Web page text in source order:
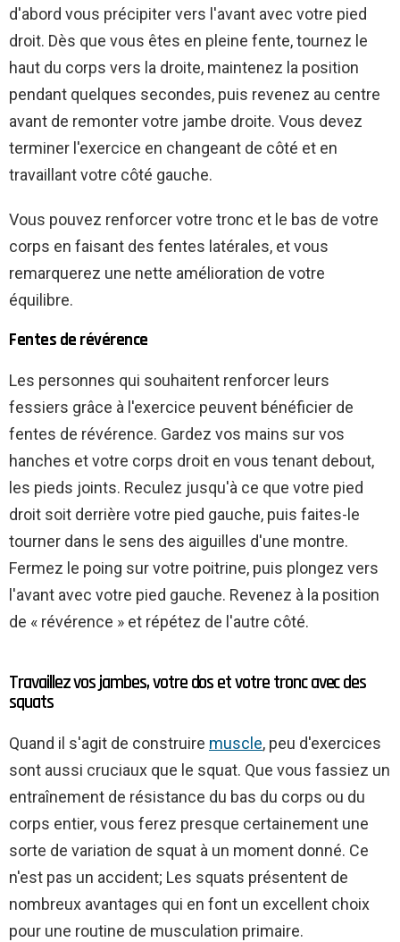
d'abord vous précipiter vers l'avant avec votre pied
droit. Dès que vous êtes en pleine fente, tournez le
haut du corps vers la droite, maintenez la position
pendant quelques secondes, puis revenez au centre
avant de remonter votre jambe droite. Vous devez
terminer l'exercice en changeant de côté et en
travaillant votre côté gauche.
Vous pouvez renforcer votre tronc et le bas de votre
corps en faisant des fentes latérales, et vous
remarquerez une nette amélioration de votre
équilibre.
Fentes de révérence
Les personnes qui souhaitent renforcer leurs
fessiers grâce à l'exercice peuvent bénéficier de
fentes de révérence. Gardez vos mains sur vos
hanches et votre corps droit en vous tenant debout,
les pieds joints. Reculez jusqu'à ce que votre pied
droit soit derrière votre pied gauche, puis faites-le
tourner dans le sens des aiguilles d'une montre.
Fermez le poing sur votre poitrine, puis plongez vers
l'avant avec votre pied gauche. Revenez à la position
de « révérence » et répétez de l'autre côté.
Travaillez vos jambes, votre dos et votre tronc avec des
squats
Quand il s'agit de construire muscle, peu d'exercices
sont aussi cruciaux que le squat. Que vous fassiez un
entraînement de résistance du bas du corps ou du
corps entier, vous ferez presque certainement une
sorte de variation de squat à un moment donné. Ce
n'est pas un accident; Les squats présentent de
nombreux avantages qui en font un excellent choix
pour une routine de musculation primaire.